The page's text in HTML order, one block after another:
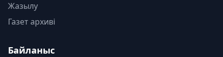
Жазылу
Газет архиві
Байланыс